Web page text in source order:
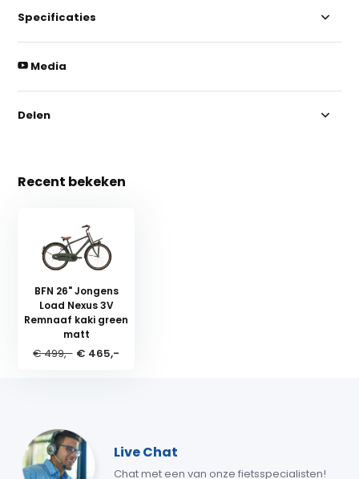
Specificaties
Media
Delen
Recent bekeken
BFN 26" Jongens
Load Nexus 3V
Remnaaf kaki green
matt
€ 499,- € 465,-
Live Chat
Chat met een van onze fietsspecialisten!